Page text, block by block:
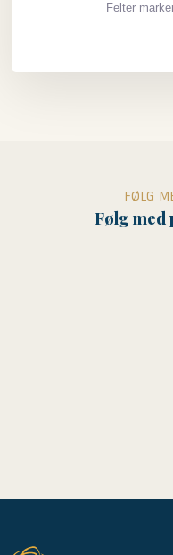
Felter
FØLG
Følg med